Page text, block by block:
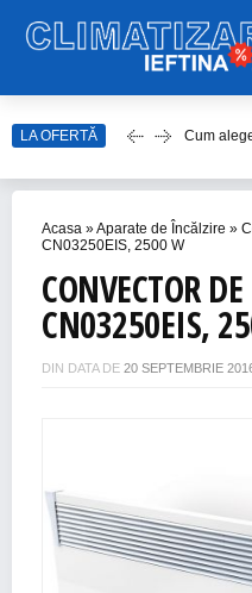
LA OFERTĂ Care este
Top
Acasa »Aparate de Încălzire »
CN03250EIS, 2500 W
CONVECTOR
CN03250EIS,
DIN DATA DE 20 SEPTEMBRIE